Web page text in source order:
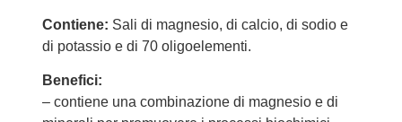
Contiene: Sali di magnesio, di calcio, di sodio e
di potassio e di 70 oligoelementi.
Benefici:
– contiene una combinazione di magnesio e di